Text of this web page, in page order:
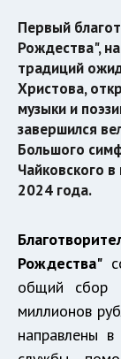
Первый
Рождества",
традиций
Христова,
музыки и
завершился
Большого
Чайковского
2024 года.
Рождества"
общий сбор
миллионов
направлены